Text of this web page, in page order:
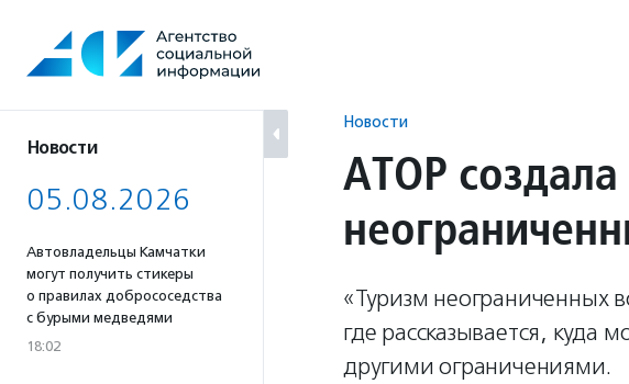
содержанию
Новости
05.08.2026
Автовладельцы Камчатки
могут получить стикеры
о правилах добрососедства
с бурыми медведями
18:02
Новости
АТОР создала
«Туризм неограниченных
где рассказывается, куда
другими ограничениями.